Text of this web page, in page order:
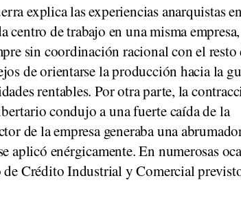
explica las experiencias anarquistas
centro de trabajo en una misma
sin coordinación racional con el resto
de orientarse la producción hacia la
rentables. Por otra parte, la
condujo a una fuerte caída de la
de la empresa generaba una
aplicó enérgicamente. En numerosas
Crédito Industrial y Comercial